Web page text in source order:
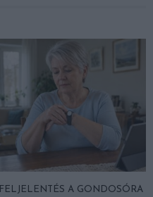
FELJELENTÉS A GONDOSÓRA